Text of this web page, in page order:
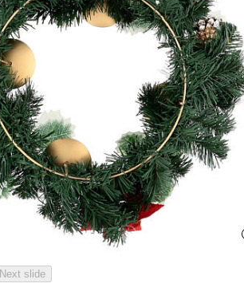
Next slide